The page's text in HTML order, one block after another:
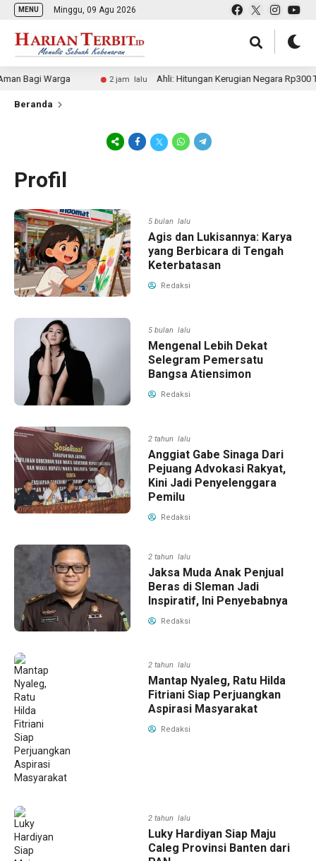
MENU Minggu, 09 Agu 2026
Bagi Warga 2 jam lalu Ahli: Hitungan Kerugian Negara Rp300
Beranda
Profil
5 bulan lalu
Agis dan Lukisannya: Karya
yang Berbicara di Tengah
Keterbatasan
Redaksi
5 bulan lalu
Mengenal Lebih Dekat
Selegram Pemersatu
Bangsa Atiensimon
Redaksi
2 tahun lalu
Anggiat Gabe Sinaga Dari
Pejuang Advokasi Rakyat,
Kini Jadi Penyelenggara
Pemilu
Redaksi
2 tahun lalu
Jaksa Muda Anak Penjual
Beras di Sleman Jadi
Inspiratif, Ini Penyebabnya
Redaksi
2 tahun lalu
Mantap Nyaleg, Ratu Hilda
Fitriani Siap Perjuangkan
Aspirasi Masyarakat
Redaksi
2 tahun lalu
Luky Hardiyan Siap Maju
Caleg Provinsi Banten dari